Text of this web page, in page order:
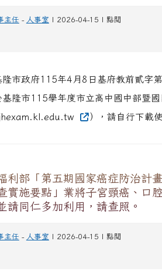
主任 - 人事室 | 2026-04-15 | 點閱
隆市政府115年4月8日基府教前貳字
基隆市115學年度市立高中國中部暨
），請自行下載
利部「第五期國家癌症防治計
實施要點」業將子宮頸癌、口
請同仁多加利用，請查照。
主任 - 人事室 | 2026-04-15 | 點閱